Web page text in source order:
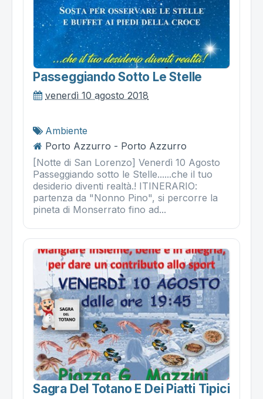
Passeggiando Sotto Le Stelle
venerdì 10 agosto 2018
Ambiente
Porto Azzurro - Porto Azzurro
[Notte di San Lorenzo] Venerdì 10 Agosto
Passeggiando sotto le Stelle......che il tuo
desiderio diventi realtà.! ITINERARIO:
partenza da "Nonno Pino", si percorre la
pineta di Monserrato fino ad...
Sagra Del Totano E Dei Piatti Tipici